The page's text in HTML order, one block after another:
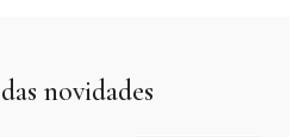
novidades